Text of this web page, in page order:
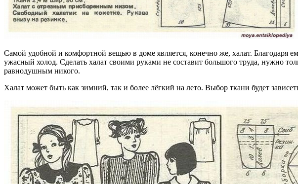
Самой удобной и комфортной вещью в доме является, конечно же, халат. Благодаря
ужасный холод. Сделать халат своими руками не составит большого труда, нужно
равнодушным никого.
Халат может быть как зимний, так и более лёгкий на лето. Выбор ткани будет